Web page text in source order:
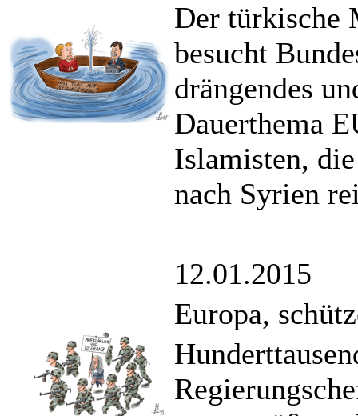
Der türkische
besucht
drängendes
Dauerthema
Islamisten,
nach Syrien
12.01.2015
Europa,